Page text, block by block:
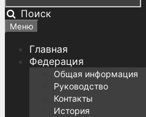
Поиск
Меню
Главная
Федерация
Общая информация
Руководство
Контакты
История